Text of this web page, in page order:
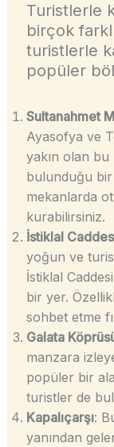
Turistlerle
birçok
turistlerle
popüler
Sultanahmet
Ayasofya ve
yakın olan
bulunduğu
mekanlarda
kurabilirsiniz.
İstiklal
yoğun ve
İstiklal
bir yer.
sohbet etme
Galata
manzara
popüler bir
turistler de
Kapalıçarşı:
yanından